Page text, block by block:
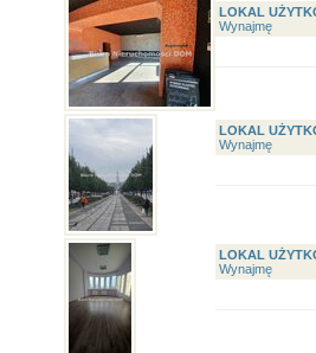
LOKAL
Wynajmę
LOKAL
Wynajmę
LOKAL
Wynajmę